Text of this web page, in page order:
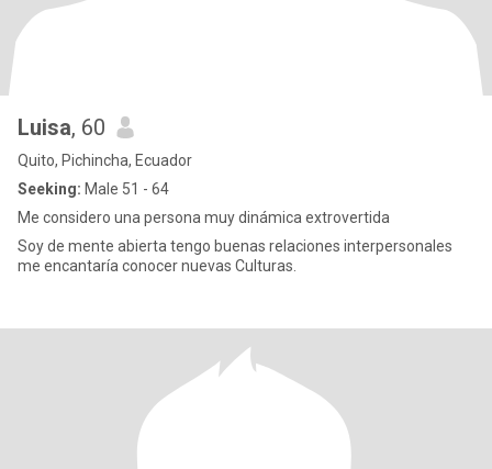
Luisa, 60
Quito, Pichincha, Ecuador
Seeking: Male 51 - 64
Me considero una persona muy dinámica extrovertida
Soy de mente abierta tengo buenas relaciones interpersonales
me encantaría conocer nuevas Culturas.